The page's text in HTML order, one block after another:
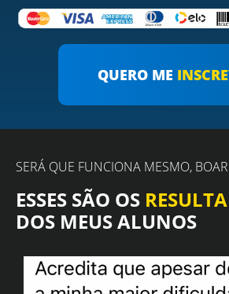
QUERO ME
SERÁ QUE FUNCIONA MESMO,
ESSES SÃO OS
DOS MEUS ALUNOS